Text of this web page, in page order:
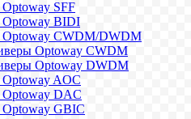
SFF
Optoway BIDI
Optoway CWDM/DWDM
Optoway CWDM
Optoway DWDM
AOC
DAC
GBIC